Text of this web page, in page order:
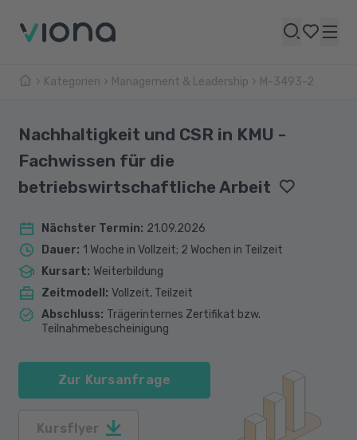
Kategorien Management & Leadership M-3493-2
Nachhaltigkeit und CSR in KMU -
Fachwissen für die
betriebswirtschaftliche Arbeit
Nächster Termin: 21.09.2026
Dauer: 1 Woche in Vollzeit; 2 Wochen in Teilzeit
Kursart: Weiterbildung
Zeitmodell : Vollzeit, Teilzeit
Abschluss: Trägerinternes Zertifikat bzw.
Teilnahmebescheinigung
Zur Kursanfrage
Kursflyer